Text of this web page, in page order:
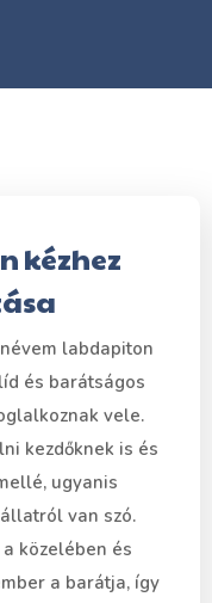
kézhez
labdapiton
és barátságos
vele.
kezdőknek is és
ugyanis
van szó.
közelében és
a barátja, így